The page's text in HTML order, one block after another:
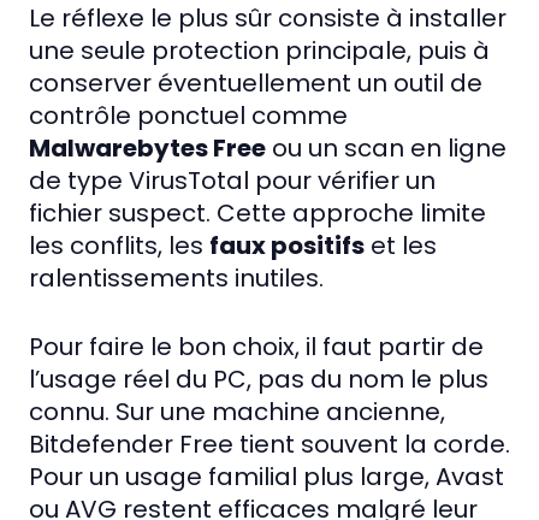
Le réflexe le plus sûr consiste à installer
une seule protection principale, puis à
conserver éventuellement un outil de
contrôle ponctuel comme
Malwarebytes Free ou un scan en ligne
de type VirusTotal pour vérifier un
fichier suspect. Cette approche limite
les conflits, les faux positifs et les
ralentissements inutiles.
Pour faire le bon choix, il faut partir de
l’usage réel du PC, pas du nom le plus
connu. Sur une machine ancienne,
Bitdefender Free tient souvent la corde.
Pour un usage familial plus large, Avast
ou AVG restent efficaces malgré leur